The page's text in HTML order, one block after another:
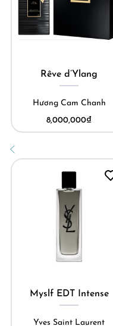
Rêve d’Ylang
Cam Chanh
8,000,000₫
EDT Intense
Saint Laurent